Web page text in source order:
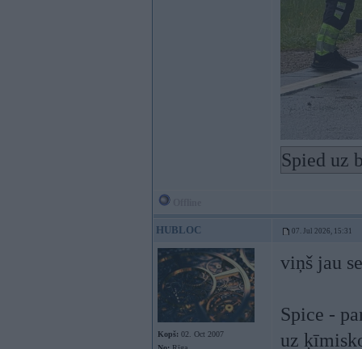
Spied uz
HUBLOC 07. Jul 2026, 15:31
Kopš: 02. Oct 2007
viņš jau
Spice -
uz